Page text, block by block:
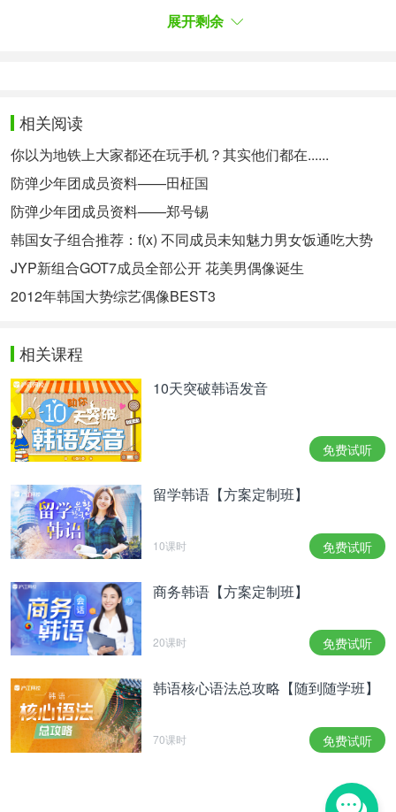
准备。而且率智，草娥，Solar ( 金容仙)是外貌和完
美实力兼具的个组合中的主唱，因此将通过充满动力
들의색깔
인기 곡을 세련되고 색다른 느낌으로 재 편곡해 관객
들에게 또 다른 즐거움을 선사할 것으로 기대된다.
어디서도 볼 수 없는 대세 아이돌들의 특별한 만남이
팬들의 관심을 한껏 높이고 있는 가운데, 아직 공개
되지 않은 2개의 아이돌 콜라보 무대에도 궁금증이
증폭되고 있다.
尤其偶像组合翻唱合作舞台，将选择每个组合独有色
彩的歌曲，将父母时代的人气歌曲改编成更加干练，
经尽情提高了粉丝们的关注情况下，还有未公开的两
个偶像组合的合作舞台增加了观众的好奇心。
무엇보다 이번 ‘2015 KBS 가요대축제’는 온
함께 즐길 수 있는 ‘스페셜 패밀리 콘서트’가 예고된
만큼 전설과 아이돌들이 함께하는 콜라보레이션 무
준비되어 있어 기대감을 자아내고 있다.
而且此次《2015年KBS歌谣大庆典》的主题是一家
人一起享受的“special家族演唱会”，因此传说和偶像
组合一起合作的舞台等，为俘获观众眼睛和耳而准备
的巨大舞台让期待感倍增。
한편, 살아있는 전설 김창완 밴드를 전설로 공개하며
27개 팀의 라인업을 완성시킨 ‘2015 KBS 가요대축
제’는 2만 여 관객이 함께하는 ‘스페셜 패밀리 콘서
KBS 가요대축제'는 오는 30일 수요일 저녁 7시 50분
서울 구로구 고척동에 위치한 국내 유일의 돔구장에
서 개최되며, KBS2를 통해 생방송된다.
另外，随着在世传说金昌完乐队被公开，确定27个组
万观众一起欢呼的“special家族演唱会”而掀起热议。
展开剩余
相关阅读
你以为地铁上大家都还在玩手机？其实他们都在......
防弹少年团成员资料——田柾国
防弹少年团成员资料——郑号锡
韩国女子组合推荐：f(x) 不同成员未知魅力男女饭通吃大势
JYP新组合GOT7成员全部公开 花美男偶像诞生
2012年韩国大势综艺偶像BEST3
相关课程
10天突破韩语发音
免费试听
留学韩语【方案定制班】
10课时 免费试听
商务韩语【方案定制班】
20课时 免费试听
韩语核心语法总攻略【随到随学班】
70课时 免费试听